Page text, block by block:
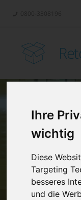
Ihre
wichtig
Diese
Targeting
besseres
und die